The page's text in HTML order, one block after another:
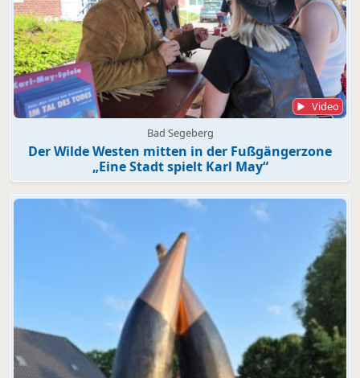
Video
Bad Segeberg
Der Wilde Westen mitten in der Fußgängerzone
„Eine Stadt spielt Karl May“